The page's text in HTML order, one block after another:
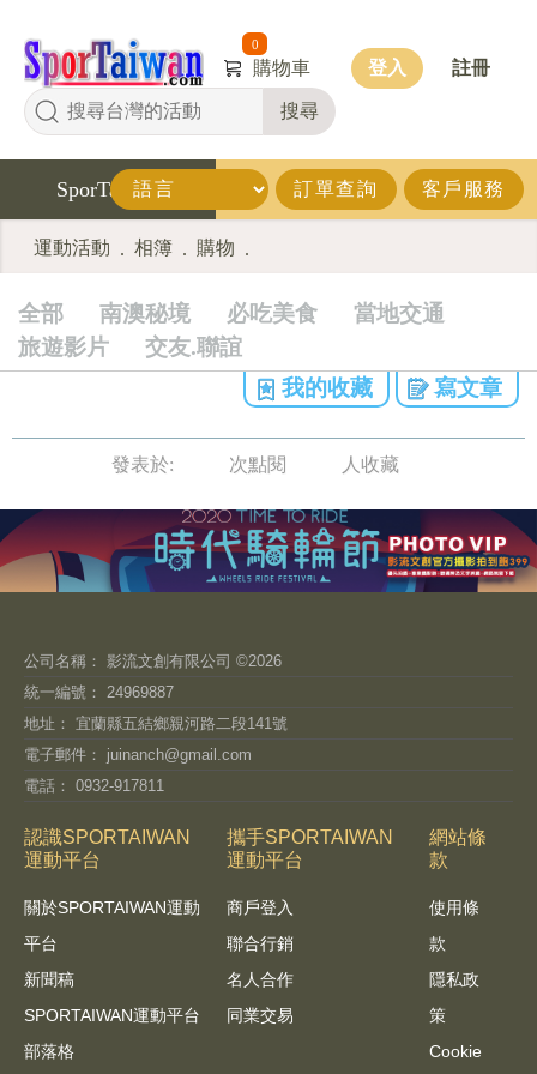
搜尋
0
購物車 登入 註冊
SporTaiwan 訂單查詢 客戶服務
運動活動 . 相簿 . 購物 .
全部 南澳秘境 必吃美食
當地交通
旅遊影片
交友.聯誼
我的收藏
寫文章
發表於: 次點閱 人收藏
公司名稱： 影流文創有限公司 ©2026
統一編號： 24969887
地址： 宜蘭縣五結鄉親河路二段141號
電子郵件： juinanch@gmail.com
電話： 0932-917811
認識SPORTAIWAN
運動平台
關於SPORTAIWAN運動
平台
新聞稿
SPORTAIWAN運動平台
部落格
攜手SPORTAIWAN
運動平台
商戶登入
聯合行銷
名人合作
同業交易
網站條
款
使用條
款
隱私政
策
Cookie